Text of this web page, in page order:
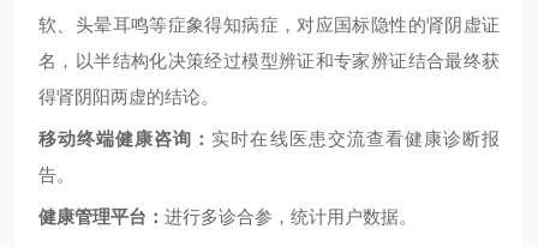
软、头晕耳鸣等症象得知病症，对应国标隐性的肾阴虚证
名，以半结构化决策经过模型辨证和专家辨证结合最终获
得肾阴阳两虚的结论。
移动终端健康咨询： 实时在线医患交流查看健康诊断报
告。
健康管理平台： 进行多诊合参，统计用户数据。